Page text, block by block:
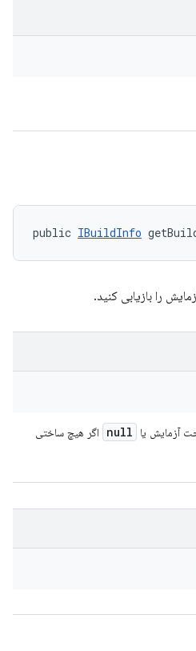
public IBuildInfo
را بازیابی کنید.
آزمایش یا null
اگر هیچ ساختی